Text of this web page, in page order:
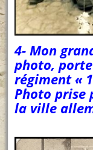
4- Mon
photo,
régiment «
Photo prise
la ville